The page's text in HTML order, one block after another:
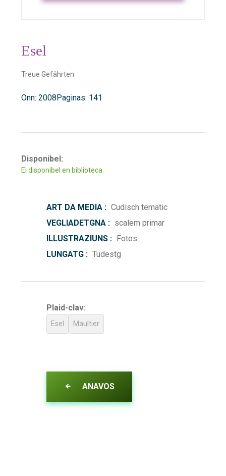
Esel
Treue Gefährten
Onn: 2008Paginas: 141
Disponibel:
Ei disponibel en biblioteca.
ART DA MEDIA : Cudisch tematic
VEGLIADETGNA : scalem primar
ILLUSTRAZIUNS : Fotos
LUNGATG : Tudestg
Plaid-clav:
Esel Maultier
ANAVOS